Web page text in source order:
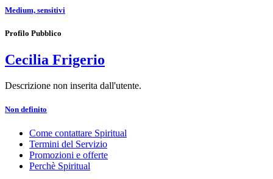
Medium, sensitivi
Profilo Pubblico
Cecilia Frigerio
Descrizione non inserita dall'utente.
Non definito
Come contattare Spiritual
Termini del Servizio
Promozioni e offerte
Perchè Spiritual